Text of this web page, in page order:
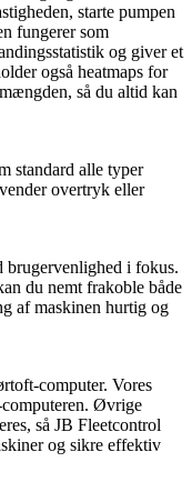
starte pumpen
fungerer som
og giver et
også heatmaps for
så du altid kan
standard alle typer
overtryk eller
brugervenlighed i fokus.
du nemt frakoble både
af maskinen hurtig og
computer. Vores
Øvrige
så JB Fleetcontrol
og sikre effektiv